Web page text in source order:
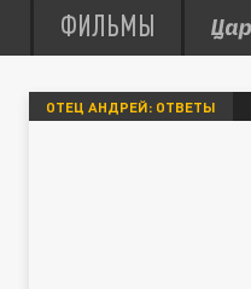
ФИЛЬМЫ
ОТЕЦ АНДРЕЙ: ОТВЕТЫ